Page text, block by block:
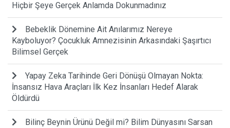
Hiçbir Şeye Gerçek Anlamda Dokunmadınız
Bebeklik Dönemine Ait Anılarımız Nereye
Kayboluyor? Çocukluk Amnezisinin Arkasındaki Şaşırtıcı
Bilimsel Gerçek
Yapay Zeka Tarihinde Geri Dönüşü Olmayan Nokta:
İnsansız Hava Araçları İlk Kez İnsanları Hedef Alarak
Öldürdü
Bilinç Beynin Ürünü Değil mi? Bilim Dünyasını Sarsan